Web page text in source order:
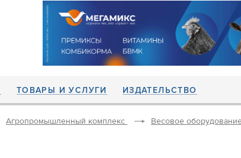
ТОВАРЫ И УСЛУГИ ИЗДАТЕЛЬСТВО
Агропромышленный комплекс Весовое